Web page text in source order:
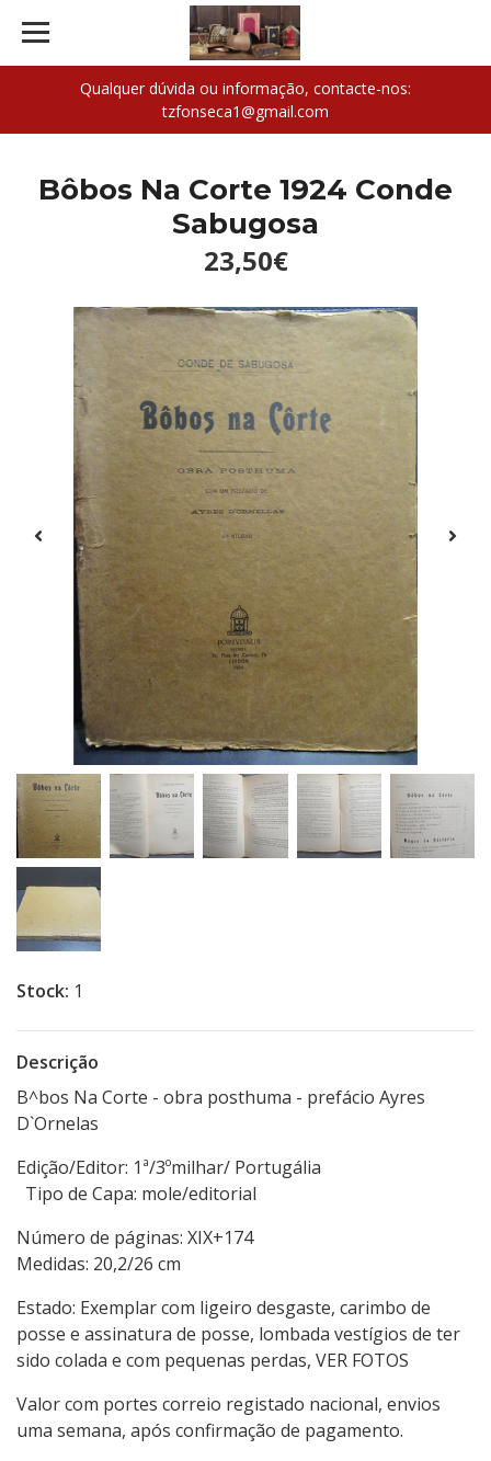
Qualquer dúvida ou informação, contacte-nos:
tzfonseca1@gmail.com
Bôbos Na Corte 1924 Conde
Sabugosa
23,50€
Stock: 1
Descrição
B^bos Na Corte - obra posthuma - prefácio Ayres
D`Ornelas
Edição/Editor: 1ª/3ºmilhar/ Portugália
Tipo de Capa: mole/editorial
Número de páginas: XIX+174
Medidas: 20,2/26 cm
Estado: Exemplar com ligeiro desgaste, carimbo de
posse e assinatura de posse, lombada vestígios de ter
sido colada e com pequenas perdas, VER FOTOS
Valor com portes correio registado nacional, envios
uma semana, após confirmação de pagamento.